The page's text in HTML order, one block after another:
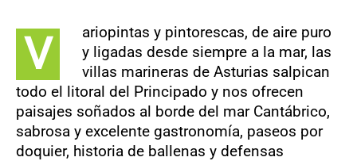
V
ariopintas y pintorescas, de aire puro
y ligadas desde siempre a la mar, las
villas marineras de Asturias salpican
todo el litoral del Principado y nos ofrecen
paisajes soñados al borde del mar Cantábrico,
sabrosa y excelente gastronomía, paseos por
doquier, historia de ballenas y defensas